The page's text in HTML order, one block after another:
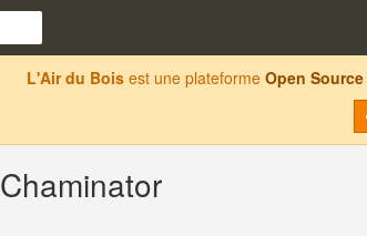
L'Air du Bois est une plateforme Open Source
Chaminator